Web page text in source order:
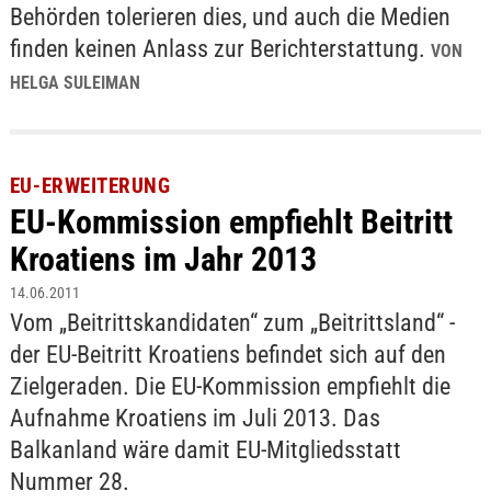
Behörden tolerieren dies, und auch die Medien
finden keinen Anlass zur Berichterstattung. VON
HELGA SULEIMAN
EU-ERWEITERUNG
EU-Kommission empfiehlt Beitritt
Kroatiens im Jahr 2013
14.06.2011
Vom „Beitrittskandidaten“ zum „Beitrittsland“ -
der EU-Beitritt Kroatiens befindet sich auf den
Zielgeraden. Die EU-Kommission empfiehlt die
Aufnahme Kroatiens im Juli 2013. Das
Balkanland wäre damit EU-Mitgliedsstatt
Nummer 28.